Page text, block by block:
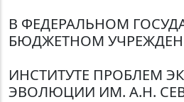
В ФЕДЕРАЛЬНОМ
БЮДЖЕТНОМ
ИНСТИТУТЕ ПРОБЛЕМ
ЭВОЛЮЦИИ ИМ. А.Н.